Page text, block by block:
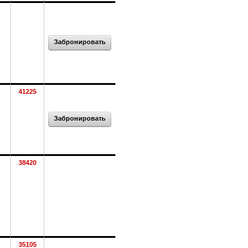
Забронировать
41225
Забронировать
38420
35105